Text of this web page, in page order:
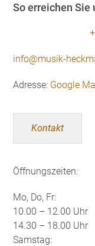
So erreichen Sie
info@musik-
Adresse: Google
Kontakt
Öffnungszeiten:
Mo, Do, Fr:
10.00 – 12.00 Uhr
14.30 – 18.00 Uhr
Samstag: